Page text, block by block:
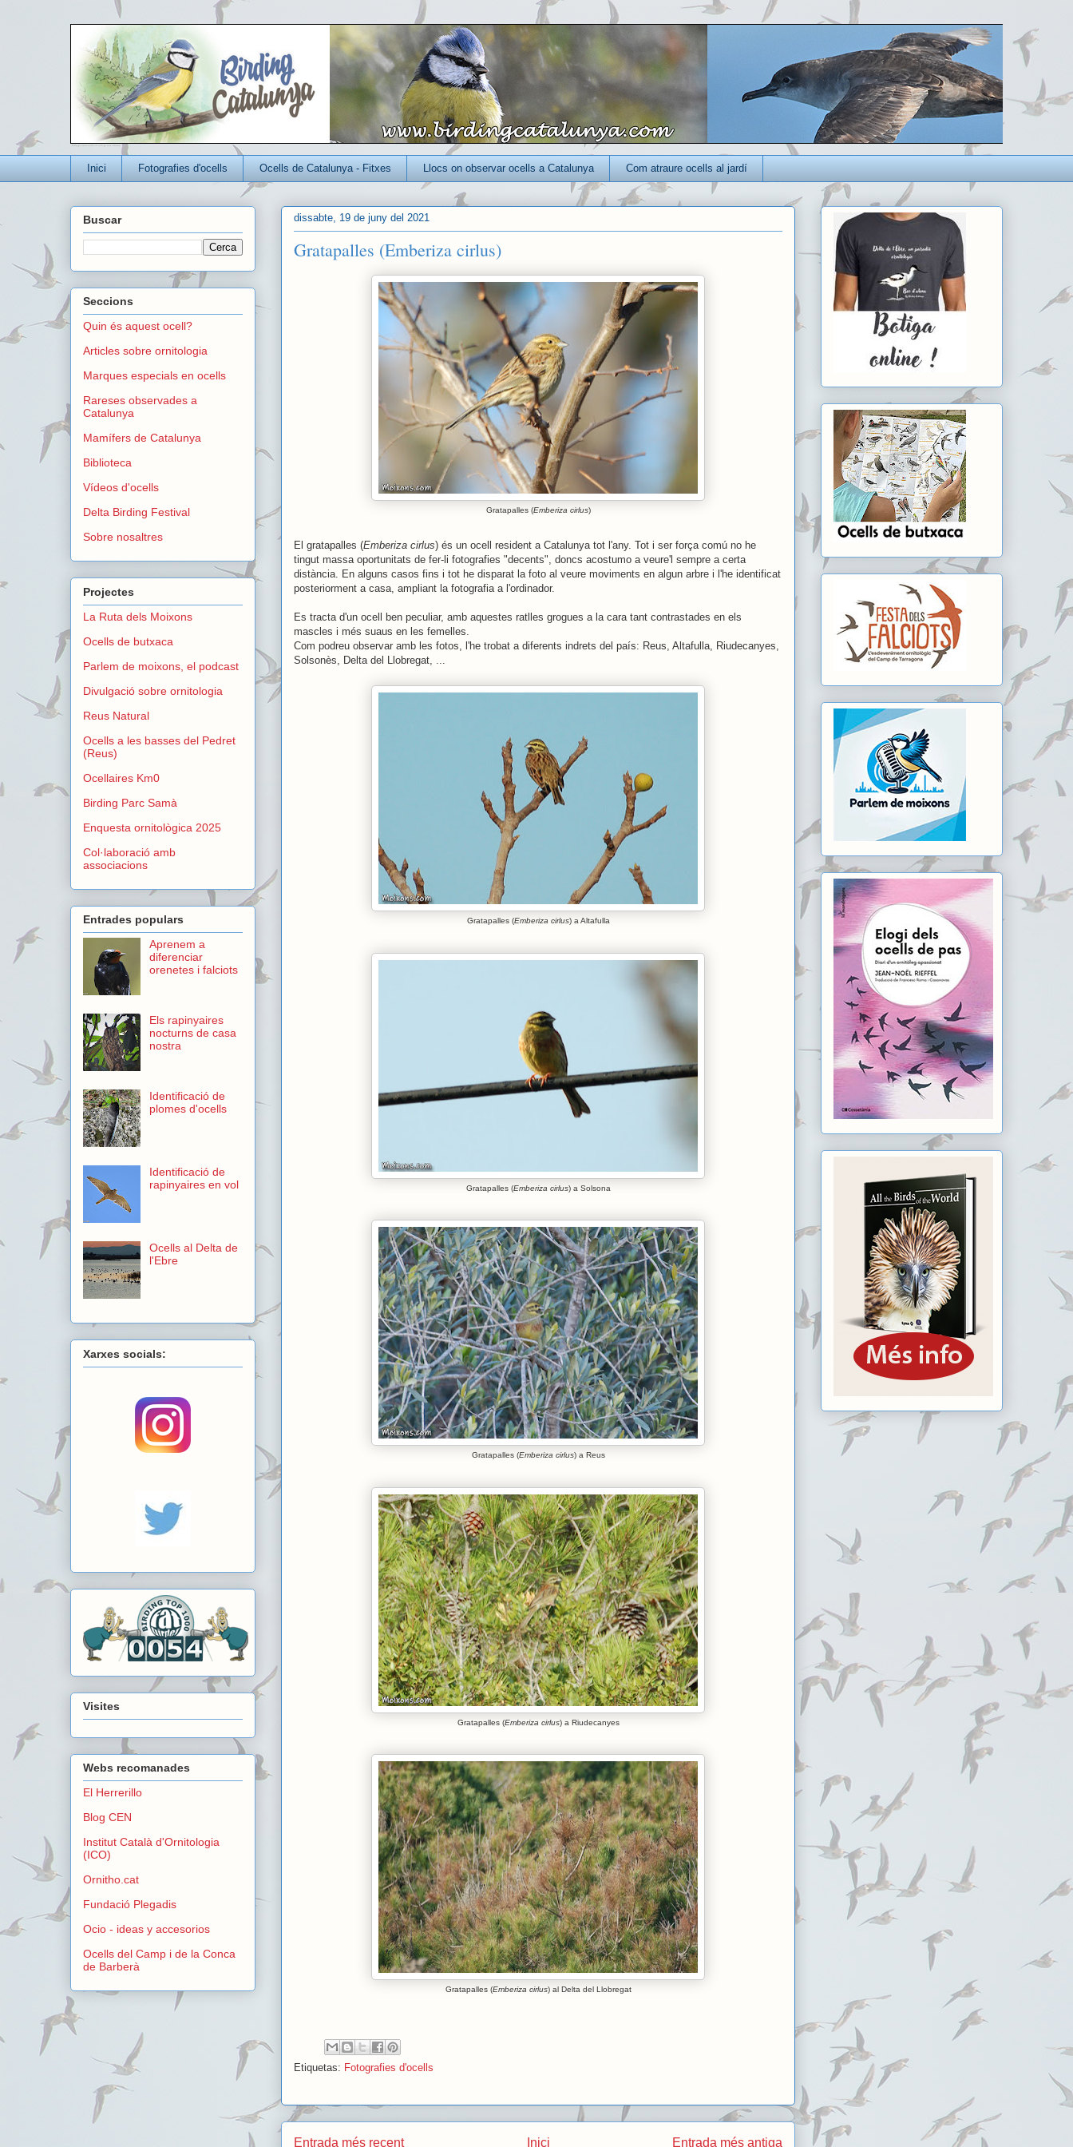
Un blog per conèixer millor els ocells que viuen a Catalunya
Inici Fotografies d'ocells Ocells de Catalunya - Fitxes Llocs on observar ocells a Catalunya Com atraure ocells al jardí
dissabte, 19 de juny del 2021
Gratapalles (Emberiza cirlus)
Gratapalles (Emberiza cirlus)
El gratapalles (Emberiza cirlus) és un ocell resident a Catalunya tot l'any. Tot i ser força comú no he
tingut massa oportunitats de fer-li fotografies "decents", doncs acostumo a veure'l sempre a certa
distància. En alguns casos fins i tot he disparat la foto al veure moviments en algun arbre i l'he identificat
posteriorment a casa, ampliant la fotografia a l'ordinador.
Es tracta d'un ocell ben peculiar, amb aquestes ratlles grogues a la cara tant contrastades en els
mascles i més suaus en les femelles.
Com podreu observar amb les fotos, l'he trobat a diferents indrets del país: Reus, Altafulla, Riudecanyes,
Solsonès, Delta del Llobregat, ...
Gratapalles (Emberiza cirlus) a Altafulla
Gratapalles (Emberiza cirlus) a Solsona
Gratapalles (Emberiza cirlus) a Reus
Gratapalles (Emberiza cirlus) a Riudecanyes
Gratapalles (Emberiza cirlus) al Delta del Llobregat
Etiquetas: Fotografies d'ocells
Entrada més recent Entrada més antiga
Inici
Buscar
Seccions
Quin és aquest ocell?
Articles sobre ornitologia
Marques especials en ocells
Rareses observades a
Catalunya
Mamífers de Catalunya
Biblioteca
Vídeos d'ocells
Delta Birding Festival
Sobre nosaltres
Projectes
La Ruta dels Moixons
Ocells de butxaca
Parlem de moixons, el podcast
Divulgació sobre ornitologia
Reus Natural
Ocells a les basses del Pedret
(Reus)
Ocellaires Km0
Birding Parc Samà
Enquesta ornitològica 2025
Col·laboració amb
associacions
Entrades populars
Aprenem a
diferenciar
orenetes i falciots
Els rapinyaires
nocturns de casa
nostra
Identificació de
plomes d'ocells
Identificació de
rapinyaires en vol
Ocells al Delta de
l'Ebre
Xarxes socials:
Visites
Webs recomanades
El Herrerillo
Blog CEN
Institut Català d'Ornitologia
(ICO)
Ornitho.cat
Fundació Plegadis
Ocio - ideas y accesorios
Ocells del Camp i de la Conca
de Barberà